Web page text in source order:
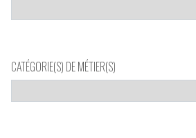
CATÉGORIE(S) DE MÉTIER(S)